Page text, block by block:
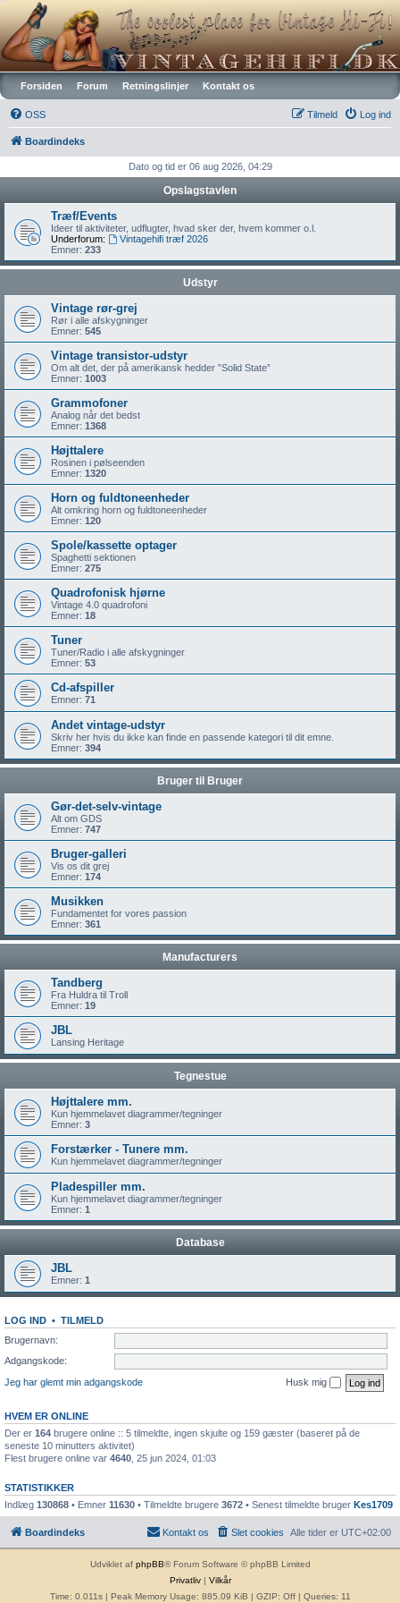
Vintagehifi.dk
Forsiden Forum Retningslinjer Kontakt os
OSS Log ind
Tilmeld
Boardindeks
Dato og tid er 06 aug 2026, 04:29
Opslagstavlen
Træf/Events
Ideer til aktiviteter, udflugter, hvad sker der, hvem kommer o.l.
Underforum:
Vintagehifi træf 2026
Emner: 233
Udstyr
Vintage rør-grej
Rør i alle afskygninger
Emner: 545
Vintage transistor-udstyr
Om alt det, der på amerikansk hedder ”Solid State”
Emner: 1003
Grammofoner
Analog når det bedst
Emner: 1368
Højttalere
Rosinen i pølseenden
Emner: 1320
Horn og fuldtoneenheder
Alt omkring horn og fuldtoneenheder
Emner: 120
Spole/kassette optager
Spaghetti sektionen
Emner: 275
Quadrofonisk hjørne
Vintage 4.0 quadrofoni
Emner: 18
Tuner
Tuner/Radio i alle afskygninger
Emner: 53
Cd-afspiller
Emner: 71
Andet vintage-udstyr
Skriv her hvis du ikke kan finde en passende kategori til dit emne.
Emner: 394
Bruger til Bruger
Gør-det-selv-vintage
Alt om GDS
Emner: 747
Bruger-galleri
Vis os dit grej
Emner: 174
Musikken
Fundamentet for vores passion
Emner: 361
Manufacturers
Tandberg
Fra Huldra til Troll
Emner: 19
JBL
Lansing Heritage
Tegnestue
Højttalere mm.
Kun hjemmelavet diagrammer/tegninger
Emner: 3
Forstærker - Tunere mm.
Kun hjemmelavet diagrammer/tegninger
Pladespiller mm.
Kun hjemmelavet diagrammer/tegninger
Emner: 1
Database
JBL
Emner: 1
LOG IND • TILMELD
Brugernavn:
Adgangskode:
Jeg har glemt min adgangskode
Husk mig
HVEM ER ONLINE
Der er 164 brugere online :: 5 tilmeldte, ingen skjulte og 159 gæster (baseret på de
seneste 10 minutters aktivitet)
Flest brugere online var 4640 , 25 jun 2024, 01:03
STATISTIKKER
Indlæg 130868 • Emner 11630 • Tilmeldte brugere 3672 • Senest tilmeldte bruger Kes1709
Boardindeks Alle tider er UTC+02:00
Slet cookies
Kontakt os
Udviklet af phpBB® Forum Software © phpBB Limited
Privatliv| Vilkår
Time: 0.011s| Peak Memory Usage: 885.09 KiB | GZIP: Off | Queries: 11